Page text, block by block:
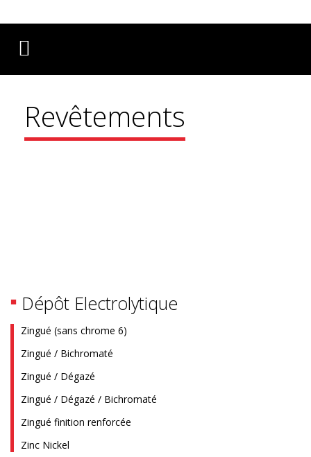
Revêtements
Dépôt Electrolytique
Zingué (sans chrome 6)
Zingué / Bichromaté
Zingué / Dégazé
Zingué / Dégazé / Bichromaté
Zingué finition renforcée
Zinc Nickel